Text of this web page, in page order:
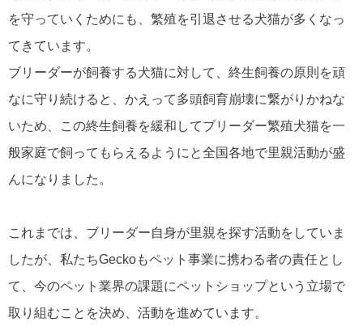
を守っていくためにも、繁殖を引退させる犬猫が多くなっ
てきています。
ブリーダーが飼養する犬猫に対して、終生飼養の原則を頑
なに守り続けると、かえって多頭飼育崩壊に繋がりかねな
いため、この終生飼養を緩和してブリーダー繁殖犬猫を一
般家庭で飼ってもらえるようにと全国各地で里親活動が盛
んになりました。
これまでは、ブリーダー自身が里親を探す活動をしていま
したが、私たちGeckoもペット事業に携わる者の責任とし
て、今のペット業界の課題にペットショップという立場で
取り組むことを決め、活動を進めています。